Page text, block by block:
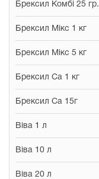
Брексил Комбі 25 гр.
Брексил Мікс 1 кг
Брексил Мікс 5 кг
Брексил Са 1 кг
Брексил Са 15г
Віва 1 л
Віва 10 л
Віва 20 л